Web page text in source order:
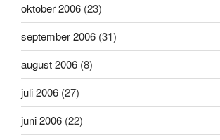
oktober 2006 (23)
september 2006 (31)
august 2006 (8)
juli 2006 (27)
juni 2006 (22)